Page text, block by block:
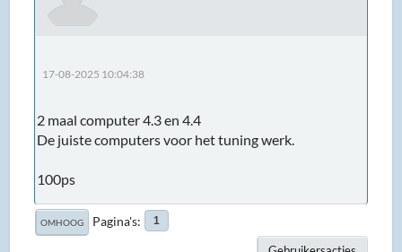
17-08-2025 10:04:38
2 maal computer 4.3 en 4.4
De juiste computers voor het tuning werk.
100ps
OMHOOG Pagina's 1